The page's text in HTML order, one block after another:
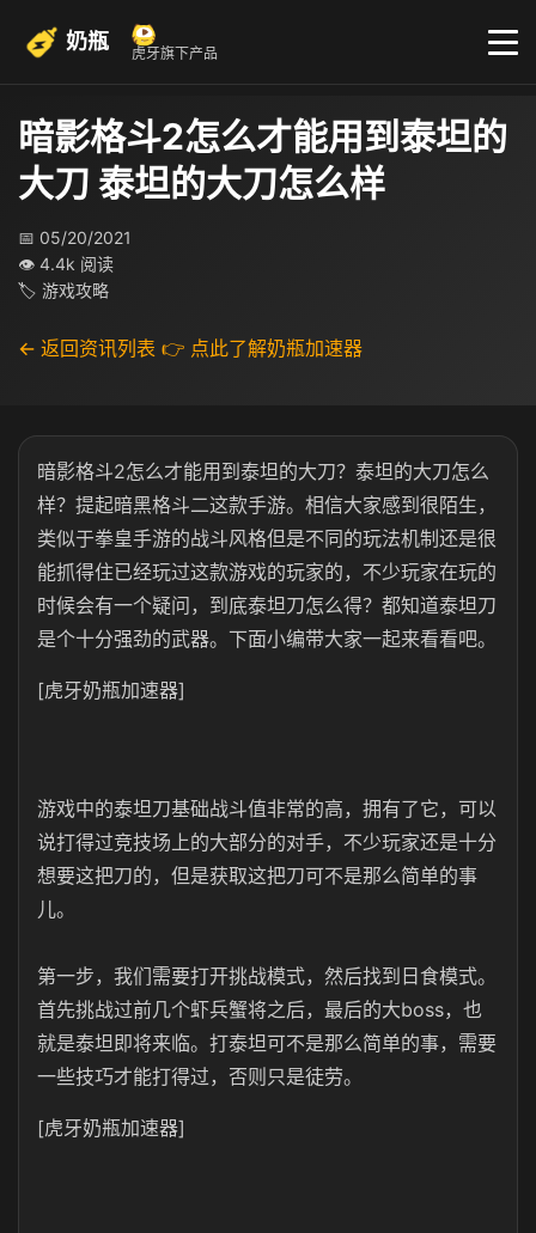
奶瓶 虎牙旗下产品
暗影格斗2怎么才能用到泰坦的
大刀 泰坦的大刀怎么样
📅 05/20/2021
👁 4.4k 阅读
🏷 游戏攻略
← 返回资讯列表 👉 点此了解奶瓶加速器
暗影格斗2怎么才能用到泰坦的大刀？泰坦的大刀怎么
样？提起暗黑格斗二这款手游。相信大家感到很陌生，
类似于拳皇手游的战斗风格但是不同的玩法机制还是很
能抓得住已经玩过这款游戏的玩家的，不少玩家在玩的
时候会有一个疑问，到底泰坦刀怎么得？都知道泰坦刀
是个十分强劲的武器。下面小编带大家一起来看看吧。
[虎牙奶瓶加速器]
游戏中的泰坦刀基础战斗值非常的高，拥有了它，可以
说打得过竞技场上的大部分的对手，不少玩家还是十分
想要这把刀的，但是获取这把刀可不是那么简单的事
儿。
第一步，我们需要打开挑战模式，然后找到日食模式。
首先挑战过前几个虾兵蟹将之后，最后的大boss，也
就是泰坦即将来临。打泰坦可不是那么简单的事，需要
一些技巧才能打得过，否则只是徒劳。
[虎牙奶瓶加速器]